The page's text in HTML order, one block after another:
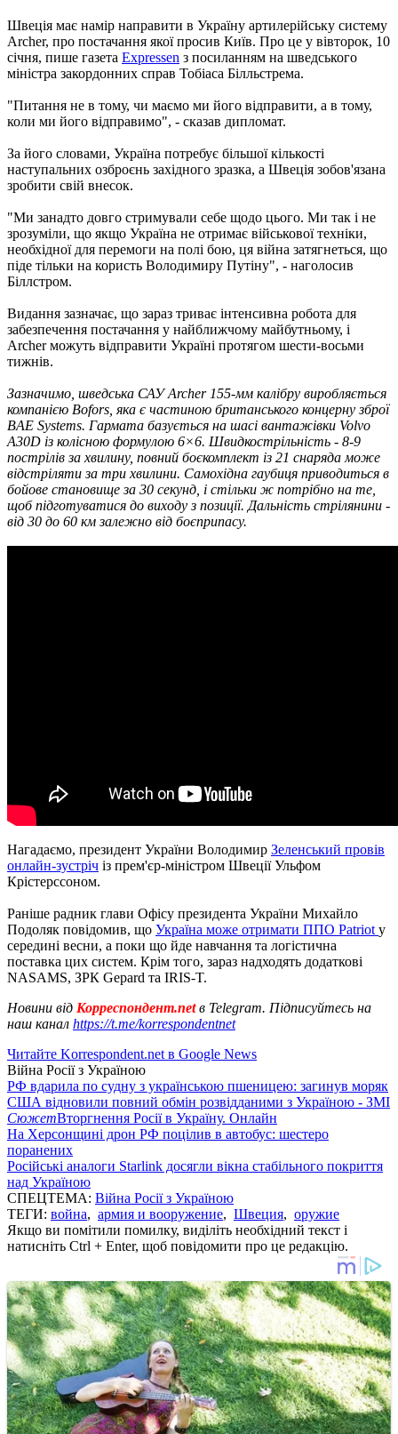
Швеція має намір направити в Україну артилерійську систему
Archer, про постачання якої просив Київ. Про це у вівторок, 10
січня, пише газета Expressen з посиланням на шведського
міністра закордонних справ Тобіаса Білльстрема.
"Питання не в тому, чи маємо ми його відправити, а в тому,
коли ми його відправимо", - сказав дипломат.
За його словами, Україна потребує більшої кількості
наступальних озброєнь західного зразка, а Швеція зобов'язана
зробити свій внесок.
"Ми занадто довго стримували себе щодо цього. Ми так і не
зрозуміли, що якщо Україна не отримає військової техніки,
необхідної для перемоги на полі бою, ця війна затягнеться, що
піде тільки на користь Володимиру Путіну", - наголосив
Біллстром.
Видання зазначає, що зараз триває інтенсивна робота для
забезпечення постачання у найближчому майбутньому, і
Archer можуть відправити Україні протягом шести-восьми
тижнів.
Зазначимо, шведська САУ Archer 155-мм калібру виробляється
компанією Bofors, яка є частиною британського концерну зброї
BAE Systems. Гармата базується на шасі вантажівки Volvo
A30D із колісною формулою 6×6. Швидкострільність - 8-9
пострілів за хвилину, повний боєкомплект із 21 снаряда може
відстріляти за три хвилини. Самохідна гаубиця приводиться в
бойове становище за 30 секунд, і стільки ж потрібно на те,
щоб підготуватися до виходу з позиції. Дальність стрілянини -
від 30 до 60 км залежно від боєприпасу.
Нагадаємо, президент України Володимир Зеленський провів
онлайн-зустріч із прем'єр-міністром Швеції Ульфом
Крістерссоном.
Раніше радник глави Офісу президента України Михайло
Подоляк повідомив, що Україна може отримати ППО Patriot у
середині весни, а поки що йде навчання та логістична
поставка цих систем. Крім того, зараз надходять додаткові
NASAMS, ЗРК Gepard та IRIS-T.
Новини від Корреспондент.netв Telegram. Підписуйтесь на
наш канал https://t.me/korrespondentnet
Читайте Korrespondent.net в Google News
Війна Росії з Україною
РФ вдарила по судну з українською пшеницею: загинув моряк
США відновили повний обмін розвідданими з Україною - ЗМІ
СюжетВторгнення Росії в Україну. Онлайн
На Херсонщині дрон РФ поцілив в автобус: шестеро
поранених
Російські аналоги Starlink досягли вікна стабільного покриття
над Україною
СПЕЦТЕМА: Війна Росії з Україною
ТЕГИ: война, армия и вооружение, Швеция, оружие
Якщо ви помітили помилку, виділіть необхідний текст і
натисніть Ctrl + Enter, щоб повідомити про це редакцію.